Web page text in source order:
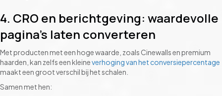
4. CRO en berichtgeving: waardevolle
pagina's laten converteren
Met producten met een hoge waarde, zoals Cinewalls en premium
haarden, kan zelfs een kleineverhoging van het conversiepercentage
maakt een groot verschil bij het schalen.
Samen met hen: